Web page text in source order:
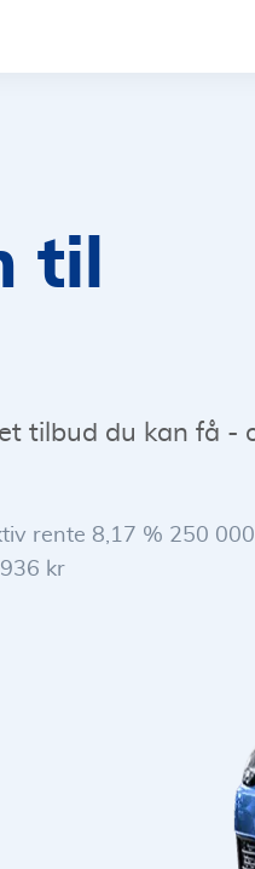
til
tilbud du kan få -
rente 8,17 % 250
kr